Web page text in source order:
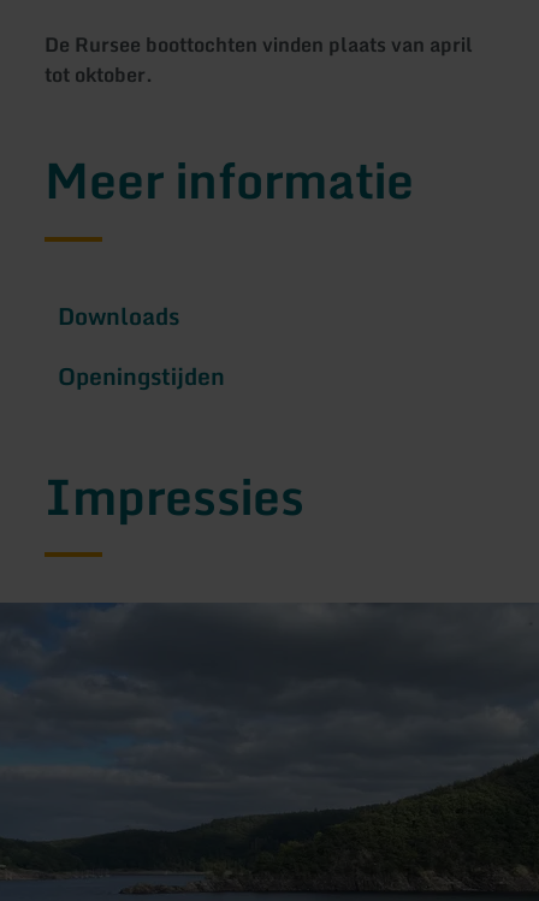
De Rursee boottochten vinden plaats van april
tot oktober.
Meer informatie
Downloads
Openingstijden
Impressies